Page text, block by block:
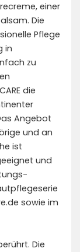
einer
Die
Pflege
in
zu
die
Angebot
und an
ist
und
sowie im
Die